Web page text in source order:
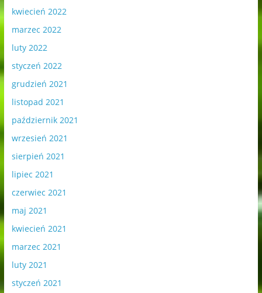
kwiecień 2022
marzec 2022
luty 2022
styczeń 2022
grudzień 2021
listopad 2021
październik 2021
wrzesień 2021
sierpień 2021
lipiec 2021
czerwiec 2021
maj 2021
kwiecień 2021
marzec 2021
luty 2021
styczeń 2021